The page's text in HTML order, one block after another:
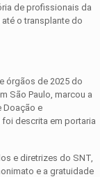
de profissionais da
o transplante do
órgãos de 2025 do
São Paulo, marcou a
Doação e
foi descrita em portaria
e diretrizes do SNT,
e a gratuidade